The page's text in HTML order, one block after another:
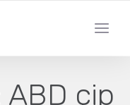
ABD çip